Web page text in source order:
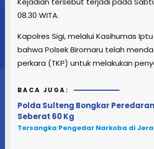
08.30 WITA.
Kapolres Sigi, melalui Kasihumas
bahwa Polsek Biromaru telah
perkara (TKP) untuk melakukan
BACA JUGA:
Polda Sulteng Bongkar
Seberat 60 Kg
Tersangka Pengedar Narkoba di